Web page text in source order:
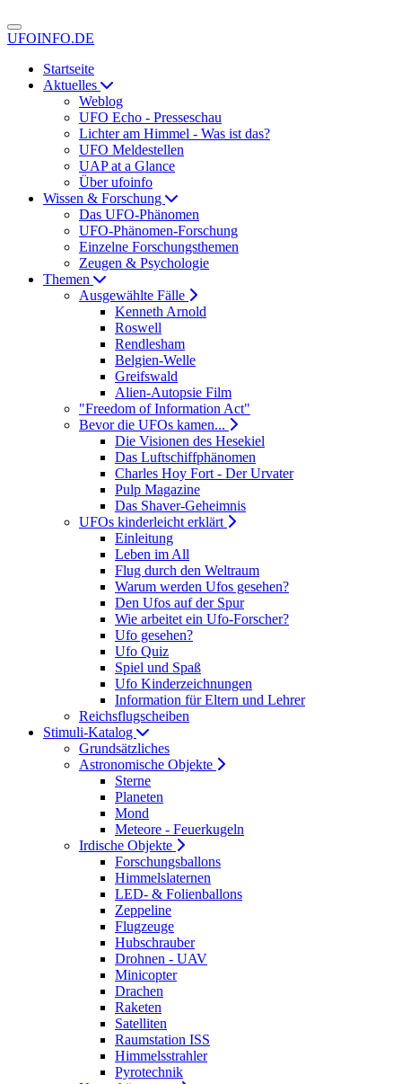
UFOINFO.DE
Startseite
Aktuelles
Weblog
UFO Echo - Presseschau
Lichter am Himmel - Was ist das?
UFO Meldestellen
UAP at a Glance
Über ufoinfo
Wissen & Forschung
Das UFO-Phänomen
UFO-Phänomen-Forschung
Einzelne Forschungsthemen
Zeugen & Psychologie
Themen
Ausgewählte Fälle
Kenneth Arnold
Roswell
Rendlesham
Belgien-Welle
Greifswald
Alien-Autopsie Film
"Freedom of Information Act"
Bevor die UFOs kamen...
Die Visionen des Hesekiel
Das Luftschiffphänomen
Charles Hoy Fort - Der Urvater
Pulp Magazine
Das Shaver-Geheimnis
UFOs kinderleicht erklärt
Einleitung
Leben im All
Flug durch den Weltraum
Warum werden Ufos gesehen?
Den Ufos auf der Spur
Wie arbeitet ein Ufo-Forscher?
Ufo gesehen?
Ufo Quiz
Spiel und Spaß
Ufo Kinderzeichnungen
Information für Eltern und Lehrer
Reichsflugscheiben
Stimuli-Katalog
Grundsätzliches
Astronomische Objekte
Sterne
Planeten
Mond
Meteore - Feuerkugeln
Irdische Objekte
Forschungsballons
Himmelslaternen
LED- & Folienballons
Zeppeline
Flugzeuge
Hubschrauber
Drohnen - UAV
Minicopter
Drachen
Raketen
Satelliten
Raumstation ISS
Himmelsstrahler
Pyrotechnik